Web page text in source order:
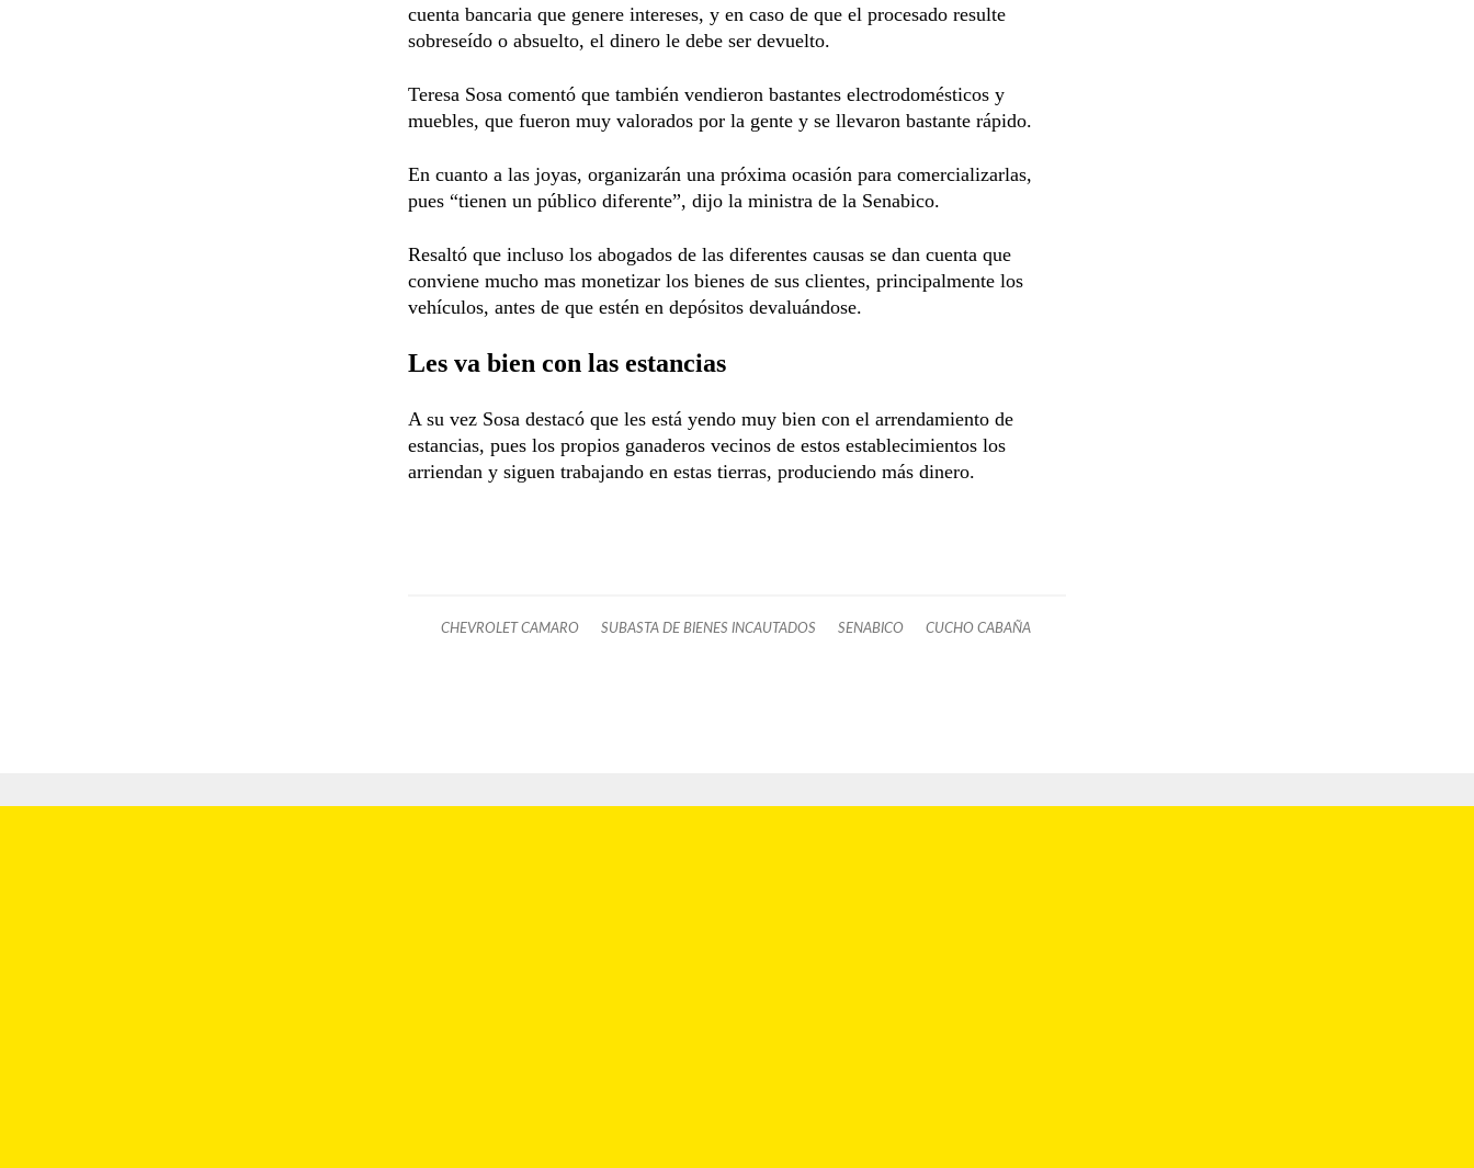
cuenta bancaria que genere intereses, y en caso de que el procesado resulte
sobreseído o absuelto, el dinero le debe ser devuelto.
Teresa Sosa comentó que también vendieron bastantes electrodomésticos y
muebles, que fueron muy valorados por la gente y se llevaron bastante rápido.
En cuanto a las joyas, organizarán una próxima ocasión para comercializarlas,
pues “tienen un público diferente”, dijo la ministra de la Senabico.
Resaltó que incluso los abogados de las diferentes causas se dan cuenta que
conviene mucho mas monetizar los bienes de sus clientes, principalmente los
vehículos, antes de que estén en depósitos devaluándose.
Les va bien con las estancias
A su vez Sosa destacó que les está yendo muy bien con el arrendamiento de
estancias, pues los propios ganaderos vecinos de estos establecimientos los
arriendan y siguen trabajando en estas tierras, produciendo más dinero.
CHEVROLET CAMARO SUBASTA DE BIENES INCAUTADOS SENABICO CUCHO CABAÑA